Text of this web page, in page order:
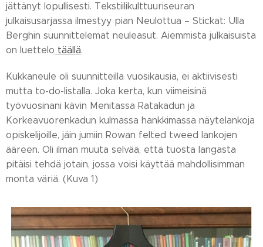
jättänyt lopullisesti. Tekstiilikulttuuriseuran
julkaisusarjassa ilmestyy pian Neulottua – Stickat: Ulla
Berghin suunnittelemat neuleasut. Aiemmista julkaisuista
on luettelo täällä.
Kukkaneule oli suunnitteilla vuosikausia, ei aktiivisesti
mutta to-do-listalla. Joka kerta, kun viimeisinä
työvuosinani kävin Menitassa Ratakadun ja
Korkeavuorenkadun kulmassa hankkimassa näytelankoja
opiskelijoille, jäin jumiin Rowan felted tweed lankojen
ääreen. Oli ilman muuta selvää, että tuosta langasta
pitäisi tehdä jotain, jossa voisi käyttää mahdollisimman
monta väriä. (Kuva 1)